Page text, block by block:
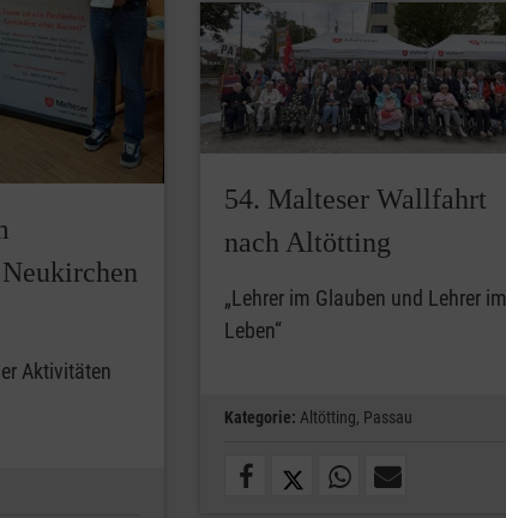
Aktivitäten
54. Malteser Wallfahrt
nach Altötting
„Lehrer im Glauben und Lehrer im
Leben“
Kategorie: Altötting, Passau